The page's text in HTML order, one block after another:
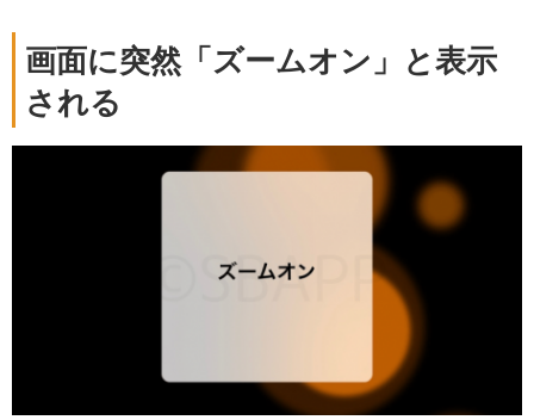
画面に突然「ズームオン」と表示
される